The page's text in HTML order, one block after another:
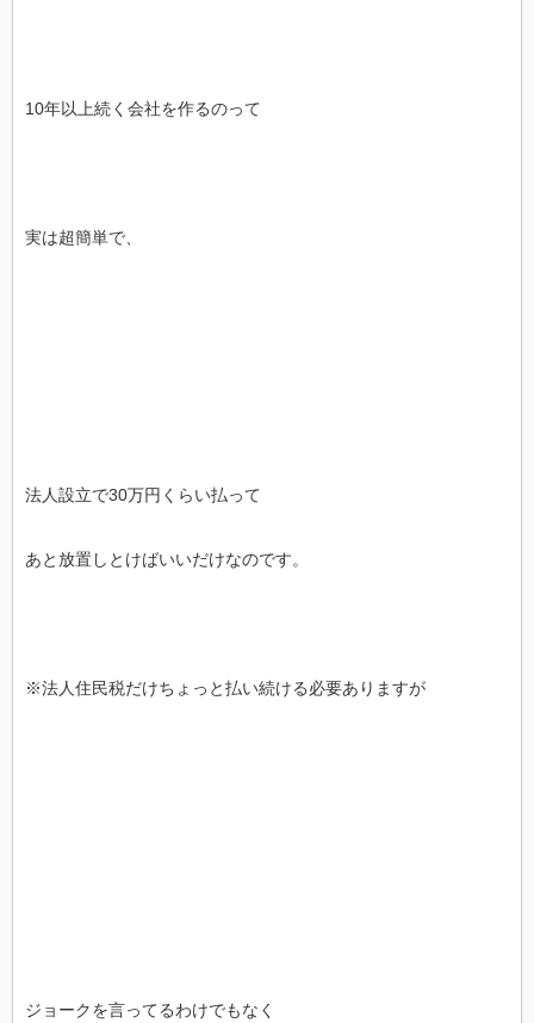
10年以上続く会社を作るのって
実は超簡単で、
法人設立で30万円くらい払って
あと放置しとけばいいだけなのです。
※法人住民税だけちょっと払い続ける必要ありますが
ジョークを言ってるわけでもなく